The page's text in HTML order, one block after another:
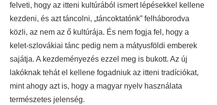
felveti, hogy az itteni kultúrából ismert lépésekkel kellene
kezdeni, és azt táncolni, „táncoktatónk” felháborodva
közli, az nem az ő kultúrája. És nem fogja fel, hogy a
kelet-szlovákiai tánc pedig nem a mátyusföldi emberek
sajátja. A kezdeményezés ezzel meg is bukott. Az új
lakóknak tehát el kellene fogadniuk az itteni tradíciókat,
mint ahogy azt is, hogy a magyar nyelv használata
természetes jelenség.